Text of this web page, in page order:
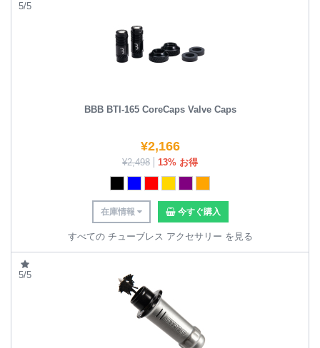
5/5
BBB BTI-165 CoreCaps Valve Caps
¥2,166
¥2,498 13% お得
在庫情報 今すぐ購入
すべての チューブレス アクセサリー を見る
5/5